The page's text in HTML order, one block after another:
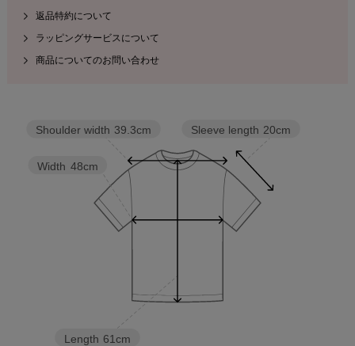
返品特約について
ラッピングサービスについて
商品についてのお問い合わせ
Sleeve length 20cm
Length 61cm
Width 48cm
Shoulder width 39.3cm